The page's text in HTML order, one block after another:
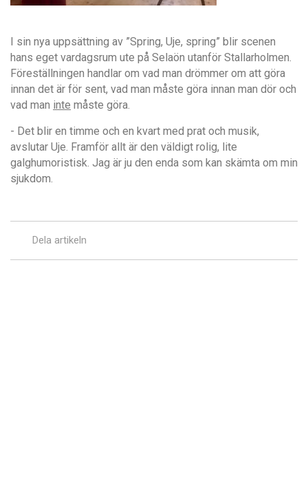
I sin nya uppsättning av ”Spring, Uje, spring” blir scenen
hans eget vardagsrum ute på Selaön utanför Stallarholmen.
Föreställningen handlar om vad man drömmer om att göra
innan det är för sent, vad man måste göra innan man dör och
vad man inte måste göra.
- Det blir en timme och en kvart med prat och musik,
avslutar Uje. Framför allt är den väldigt rolig, lite
galghumoristisk. Jag är ju den enda som kan skämta om min
sjukdom.
Dela artikeln